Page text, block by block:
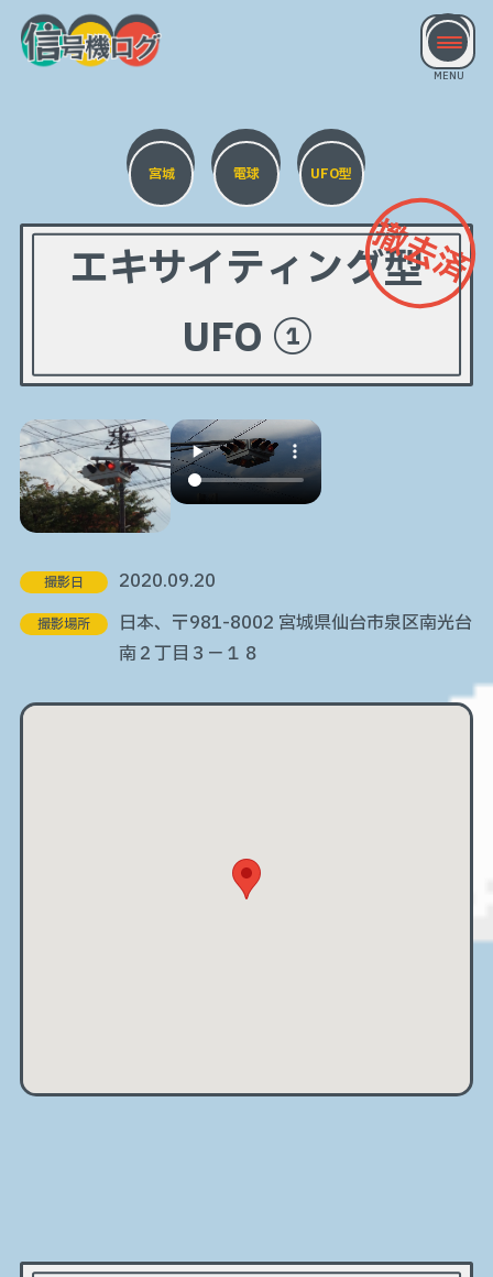
宮城 電球 UFO型
エキサイティング型
UFO ①
撤去済
撮影日 2020.09.20
撮影場所
日本、〒981-8002 宮城県仙台市泉区南光台
南２丁目３−１８